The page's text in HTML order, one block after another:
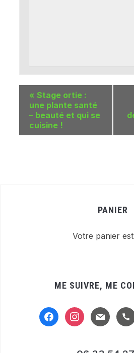
« Stage ortie :
une plante santé
– beauté et qui se
cuisine !
PANIER
Votre panier
ME SUIVRE, ME
facebookinstagram
mail